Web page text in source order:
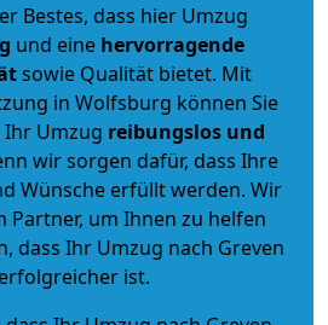
Bestes, dass hier Umzug
und eine hervorragende
sowie Qualität bietet. Mit
in Wolfsburg können Sie
Ihr Umzug reibungslos und
wir sorgen dafür, dass Ihre
Wünsche erfüllt werden. Wir
Partner, um Ihnen zu helfen
dass Ihr Umzug nach Greven
ist.